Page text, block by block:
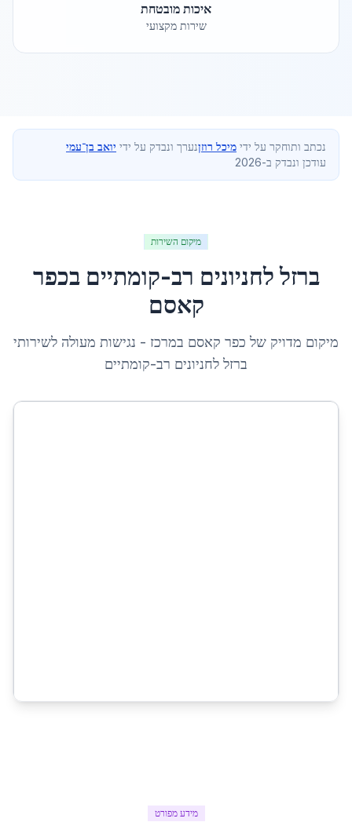
איכות מובטחת
שירות מקצועי
נכתב ותוחקר על ידי מיכל רוזןנערך ונבדק על ידי יואב בן־עמי
עודכן ונבדק ב-2026
מיקום השירות
ברזל לחניונים רב-קומתיים בכפר
קאסם
מיקום מדויק של כפר קאסם במרכז - נגישות מעולה לשירותי
ברזל לחניונים רב-קומתיים
מידע מפורט